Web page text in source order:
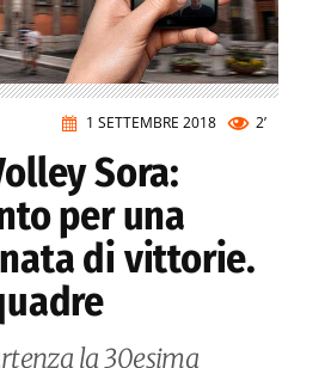
1 SETTEMBRE 2018 2’
Sora:
per una
di vittorie.
la 30esima